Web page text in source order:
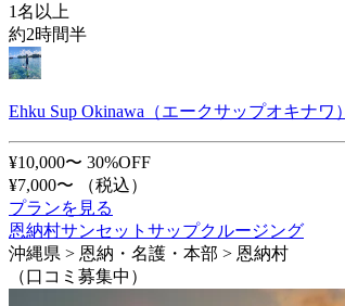
1名以上
約2時間半
Ehku Sup Okinawa（エークサップオキナワ）
¥10,000〜 30%OFF
¥7,000〜
（税込）
プランを見る
恩納村サンセットサップクルージング
沖縄県 > 恩納・名護・本部 > 恩納村
（口コミ募集中）